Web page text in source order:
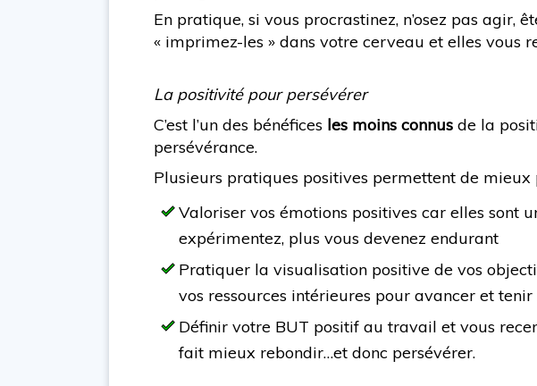
En pratique, si vous procrastinez, n’osez pas
« imprimez-les » dans votre cerveau et elles vous
La positivité pour persévérer
C’est l’un des bénéfices les moins connus de la
persévérance.
Plusieurs pratiques positives permettent de
Valoriser vos émotions positives car elles sont
expérimentez, plus vous devenez endurant
Pratiquer la visualisation positive de vos
vos ressources intérieures pour avancer et
Définir votre BUT positif au travail et vous
fait mieux rebondir…et donc persévérer.